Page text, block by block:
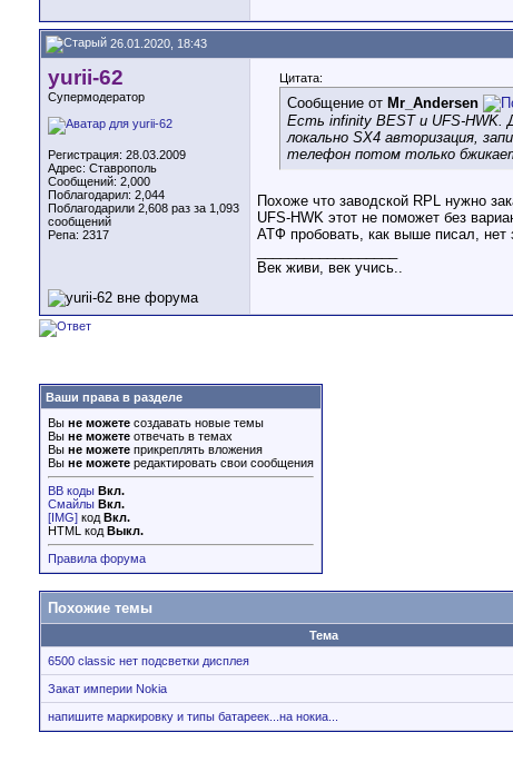
26.01.2020, 18:43
yurii-62
Супермодератор
Регистрация: 28.03.2009
Адрес: Ставрополь
Сообщений: 2,000
Поблагодарил: 2,044
Поблагодарили 2,608 раз за 1,093
сообщений
Репа: 2317
Цитата:
Сообщение от Mr_Andersen
Есть infinity BEST и UFS-HWK.
локально SX4 авторизация,
телефон потом только
Похоже что заводской RPL нужно
UFS-HWK этот не поможет без
АТФ пробовать, как выше писал, нет
Век живи, век учись..
Ваши права в разделе
Вы не можете создавать новые темы
Вы не можете отвечать в темах
Вы не можете прикреплять вложения
Вы не можете редактировать свои сообщения
BB коды Вкл.
Смайлы Вкл.
[IMG] код Вкл.
HTML код Выкл.
Правила форума
Похожие темы
Тема
6500 classic нет подсветки дисплея
Закат империи Nokia
напишите маркировку и типы батареек...на нокиа...